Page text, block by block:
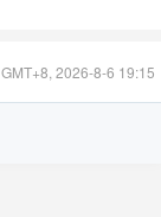
GMT+8, 2026-8-6 19:15